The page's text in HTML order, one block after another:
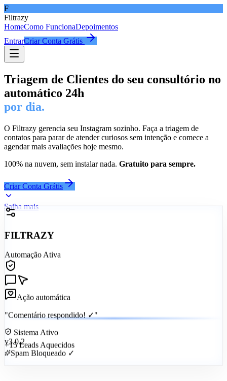
F
Filtrazy
HomeComo FuncionaDepoimentos
EntrarCriar Conta Grátis
Triagem de Clientes do seu consultório no
automático 24h
por dia.
O Filtrazy gerencia seu Instagram sozinho. Faça a triagem de
contatos para parar de atender curiosos sem intenção e comece a
agendar mais avaliações hoje mesmo.
100% na nuvem, sem instalar nada. Gratuito para sempre.
Criar Conta Grátis
Saiba mais
FILTRAZY
Automação Ativa
Ação automática
"Comentário respondido! ✓"
Sistema Ativo
v3.0.2
+15 Leads Aquecidos
Spam Bloqueado ✓